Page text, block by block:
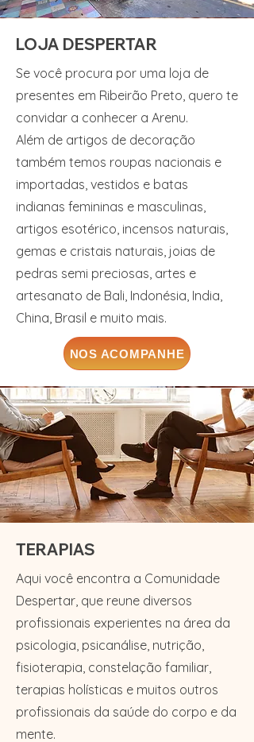
LOJA DESPERTAR
Se você procura por uma loja de
presentes em Ribeirão Preto, quero te
convidar a conhecer a Arenu.
Além de artigos de decoração
também temos roupas nacionais e
importadas, vestidos e batas
indianas femininas e masculinas,
artigos esotérico, incensos naturais,
gemas e cristais naturais, joias de
pedras semi preciosas, artes e
artesanato de Bali, Indonésia, India,
China, Brasil e muito mais.
NOS ACOMPANHE
TERAPIAS
​Aqui você encontra a Comunidade
Despertar, que reune diversos
profissionais experientes na área da
psicologia, psicanálise, nutrição,
fisioterapia, constelação familiar,
terapias holísticas e muitos outros
profissionais da saúde do corpo e da
mente.